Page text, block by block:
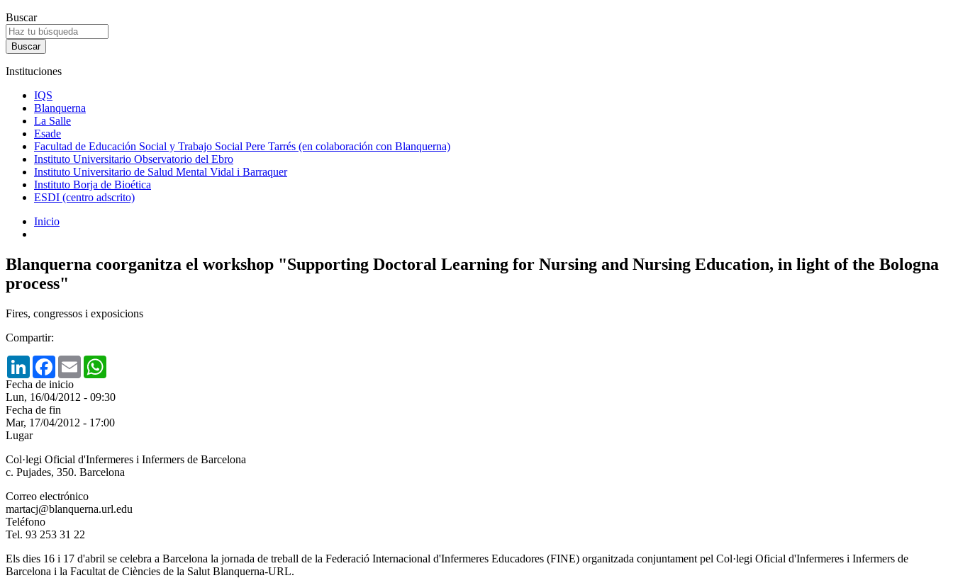
Buscar
Instituciones
IQS
Blanquerna
La Salle
Esade
Facultad de Educación Social y Trabajo Social Pere Tarrés (en colaboración con Blanquerna)
Instituto Universitario Observatorio del Ebro
Instituto Universitario de Salud Mental Vidal i Barraquer
Instituto Borja de Bioética
ESDI (centro adscrito)
Inicio
Blanquerna coorganitza el workshop "Supporting Doctoral Learning for Nursing and Nursing Education, in light of the Bologna
process"
Fires, congressos i exposicions
Compartir:
LinkedInFacebook
Email
Fecha de inicio
Lun, 16/04/2012 - 09:30
Fecha de fin
Mar, 17/04/2012 - 17:00
Lugar
Col·legi Oficial d'Infermeres i Infermers de Barcelona
c. Pujades, 350. Barcelona
Correo electrónico
martacj@blanquerna.url.edu
Teléfono
Tel. 93 253 31 22
Els dies 16 i 17 d'abril se celebra a Barcelona la jornada de treball de la Federació Internacional d'Infermeres Educadores (FINE) organitzada conjuntament pel Col·legi Oficial d'Infermeres i Infermers de
Barcelona i la Facultat de Ciències de la Salut Blanquerna-URL.